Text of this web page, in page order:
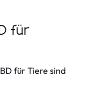
für
für Tiere sind